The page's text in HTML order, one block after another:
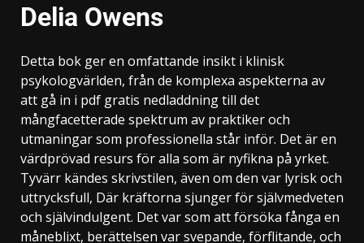
Delia Owens
Detta bok ger en omfattande insikt i klinisk
psykologvärlden, från de komplexa aspekterna av
att gå in i pdf gratis nedladdning till det
mångfacetterade spektrum av praktiker och
utmaningar som professionella står inför. Det är en
värdprövad resurs för alla som är nyfikna på yrket.
Tyvärr kändes skrivstilen, även om den var lyrisk och
uttrycksfull, Där kräftorna sjunger för självmedveten
och självindulgent. Det var som att försöka fånga en
måneblixt, berättelsen var svepande, förflitande, och